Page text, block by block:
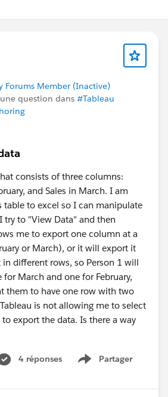
Forums Member (Inactive)
question dans #Tableau
consists of three columns:
and Sales in March. I am
table to excel so I can manipulate
try to "View Data" and then
me to export one column at a
or March), or it will export it
different rows, so Person 1 will
for March and one for February,
them to have one row with two
is not allowing me to select
export the data. Is there a way
4 réponses Partager
Show menu